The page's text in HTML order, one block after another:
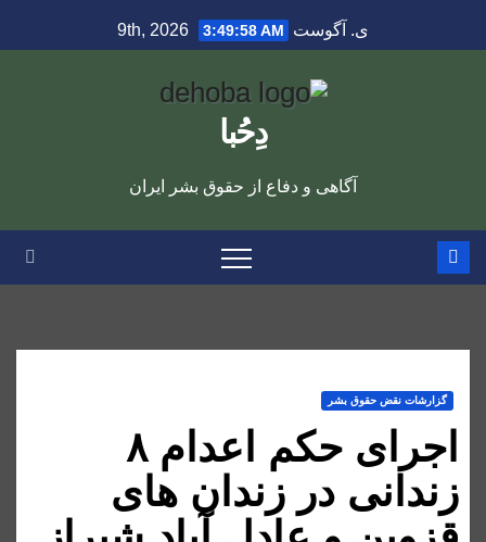
to
ی. آگوست 9th, 2026 3:49:59 AM
دِحُبا
آگاهی و دفاع از حقوق بشر ایران
گزارشات نقض حقوق بشر
اجرای حکم اعدام ۸
زندانی در زندان های